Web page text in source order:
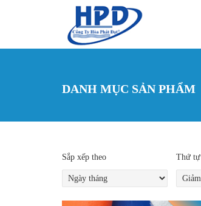
DANH MỤC SẢN PHẨM
Sắp xếp theo Thứ tự